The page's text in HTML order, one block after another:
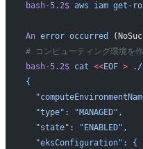
bash-5.2$ aws iam get-
An error occurred
# コンピューティング環境を
bash-5.2$ cat <<EOF > ./
{
  "type": "MANAGED",
  "state": "ENABLED",
  "eksConfiguration": {